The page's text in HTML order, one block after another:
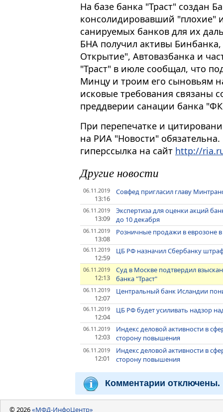
На базе банка "Траст" создан
консолидировавший "плохие"
санируемых банков для их
БНА получил активы
Открытие", Автовазбанка и
"Траст" в июле сообщал, что
Минцу и троим его сыновьям
исковые требования связаны
преддверии санации банка
При перепечатке и
на РИА "Новости"
гиперссылка на сайт http://
Другие новости
06.11.2019
13:16
Совфед пригласил главу
06.11.2019
13:09
Экспертиза для оценки акций
до 10 декабря
06.11.2019
13:08
Розничные продажи в еврозоне
06.11.2019
12:59
ЦБ РФ назначил Сбербанку
06.11.2019
12:13
Суд в Москве подтвердил
банка "Траст"
06.11.2019
12:07
Центральный банк Исландии
06.11.2019
12:04
ЦБ РФ будет усиливать надзор
06.11.2019
12:03
Индекс деловой активности в
сторону повышения
06.11.2019
12:01
Индекс деловой активности в
сторону повышения
Комментарии отключены.
© 2026«МФД-ИнфоЦентр»